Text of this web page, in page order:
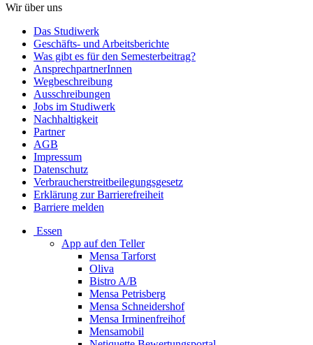
Wir über uns
Das Studiwerk
Geschäfts- und Arbeitsberichte
Was gibt es für den Semesterbeitrag?
AnsprechpartnerInnen
Wegbeschreibung
Ausschreibungen
Jobs im Studiwerk
Nachhaltigkeit
Partner
AGB
Impressum
Datenschutz
Verbraucherstreitbeilegungsgesetz
Erklärung zur Barrierefreiheit
Barriere melden
Essen
App auf den Teller
Mensa Tarforst
Oliva
Bistro A/B
Mensa Petrisberg
Mensa Schneidershof
Mensa Irminenfreihof
Mensamobil